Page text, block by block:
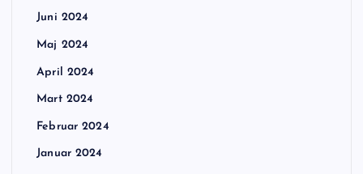
Juni 2024
Maj 2024
April 2024
Mart 2024
Februar 2024
Januar 2024